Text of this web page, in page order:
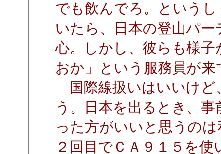
でも飲んでろ。という
いたら、日本の登山パ
心。しかし、彼らも様
おか」という服務員が
国際線扱いはいいけど
う。日本を出るとき、
った方がいいと思うの
２回目でＣＡ９１５を